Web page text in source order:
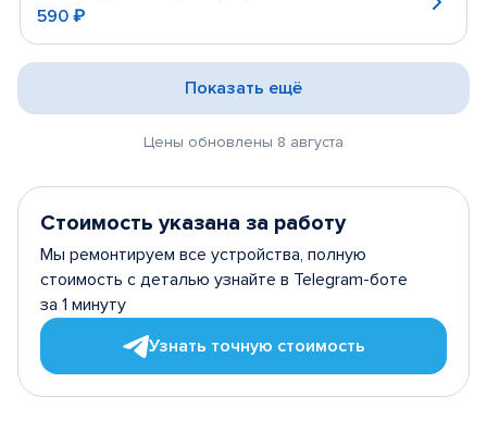
590 ₽
Цены обновлены 8 августа
Показать ещё
Стоимость указана за работу
Мы ремонтируем все устройства, полную
стоимость с деталью узнайте в Telegram-боте
за 1 минуту
Узнать точную стоимость